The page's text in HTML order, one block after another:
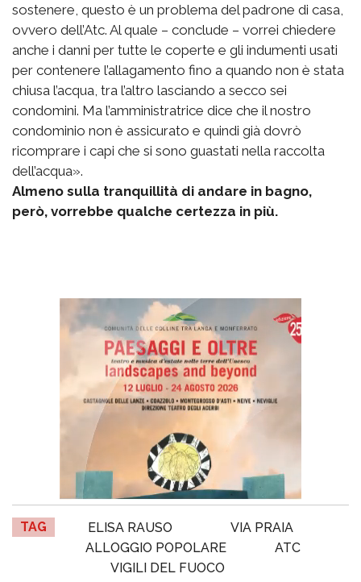
sostenere, questo è un problema del padrone di casa,
ovvero dell’Atc. Al quale – conclude – vorrei chiedere
anche i danni per tutte le coperte e gli indumenti usati
per contenere l’allagamento fino a quando non è stata
chiusa l’acqua, tra l’altro lasciando a secco sei
condomini. Ma l’amministratrice dice che il nostro
condominio non è assicurato e quindi già dovrò
ricomprare i capi che si sono guastati nella raccolta
dell’acqua».
Almeno sulla tranquillità di andare in bagno,
però, vorrebbe qualche certezza in più.
TAG ELISA RAUSO
VIA PRAIA
ALLOGGIO POPOLARE
ATC
VIGILI DEL FUOCO